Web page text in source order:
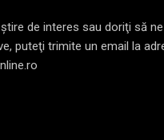
de interes sau doriţi să
puteţi trimite un email la